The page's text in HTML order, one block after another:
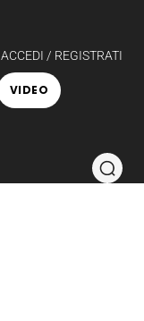
ACCEDI / REGISTRATI
VIDEO